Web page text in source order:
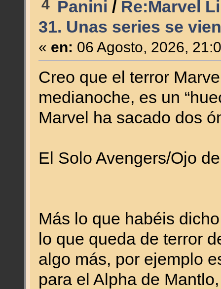
4 Panini / Re:Marvel
31. Unas series se
« en: 06 Agosto, 2026,
Creo que el terror
medianoche, es un
Marvel ha sacado dos
El Solo Avengers/Ojo
Más lo que habéis
lo que queda de terror
algo más, por ejemplo
para el Alpha de